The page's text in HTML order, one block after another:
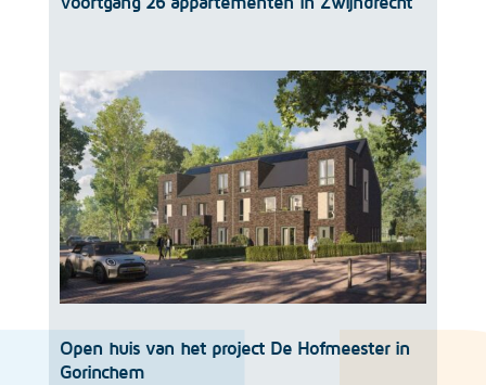
Open huis van het project De Hofmeester in
Gorinchem